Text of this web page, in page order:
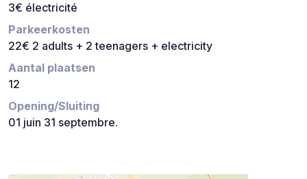
3€ électricité
Parkeerkosten
22€ 2 adults + 2 teenagers + electricity
Aantal plaatsen
12
Opening/Sluiting
01 juin 31 septembre.